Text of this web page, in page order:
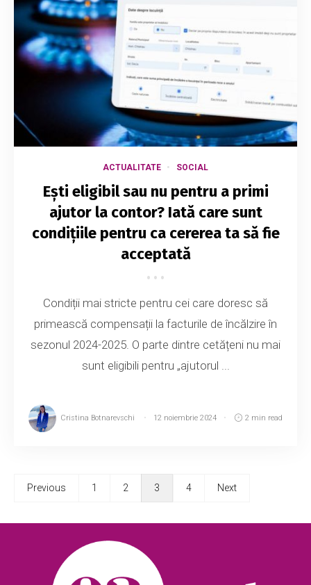
ACTUALITATE SOCIAL
Ești eligibil sau nu pentru a primi
ajutor la contor? Iată care sunt
condițiile pentru ca cererea ta să fie
acceptată
Condiții mai stricte pentru cei care doresc să
primească compensații la facturile de încălzire în
sezonul 2024-2025. O parte dintre cetățeni nu mai
sunt eligibili pentru „ajutorul ...
Cristina Botnarevschi 12 noiembrie 2024 2 min read
Previous 1 2 3 4 Next